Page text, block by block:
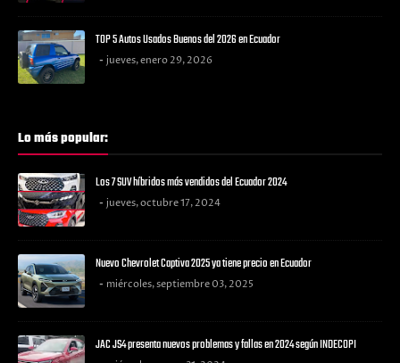
TOP 5 Autos Usados Buenos del 2026 en Ecuador
jueves, enero 29, 2026
Lo más popular:
Los 7 SUV híbridos más vendidos del Ecuador 2024
jueves, octubre 17, 2024
Nuevo Chevrolet Captiva 2025 ya tiene precio en Ecuador
miércoles, septiembre 03, 2025
JAC JS4 presenta nuevos problemas y fallas en 2024 según INDECOPI